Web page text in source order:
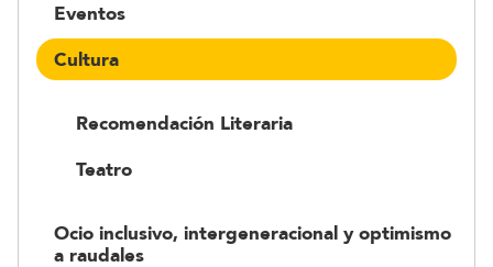
Eventos
Cultura
Recomendación Literaria
Teatro
Ocio inclusivo, intergeneracional y optimismo
a raudales